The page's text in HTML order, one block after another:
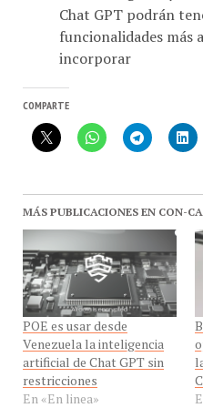
Chat GPT podrán
funcionalidades más
incorporar
COMPARTE
MÁS PUBLICACIONES EN CON-
POE es usar desde
Venezuela la inteligencia
artificial de Chat GPT sin
restricciones
En «En linea»